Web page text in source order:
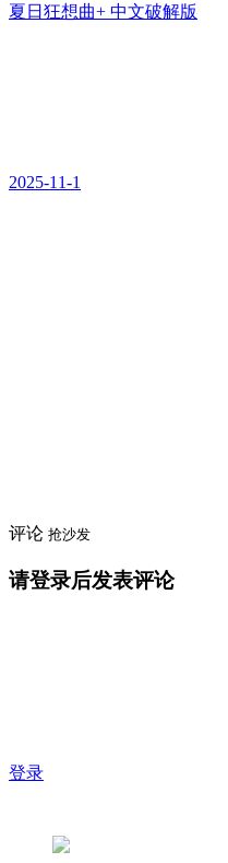
夏日狂想曲+ 中文破解版
2025-11-1
评论 抢沙发
请登录后发表评论
登录